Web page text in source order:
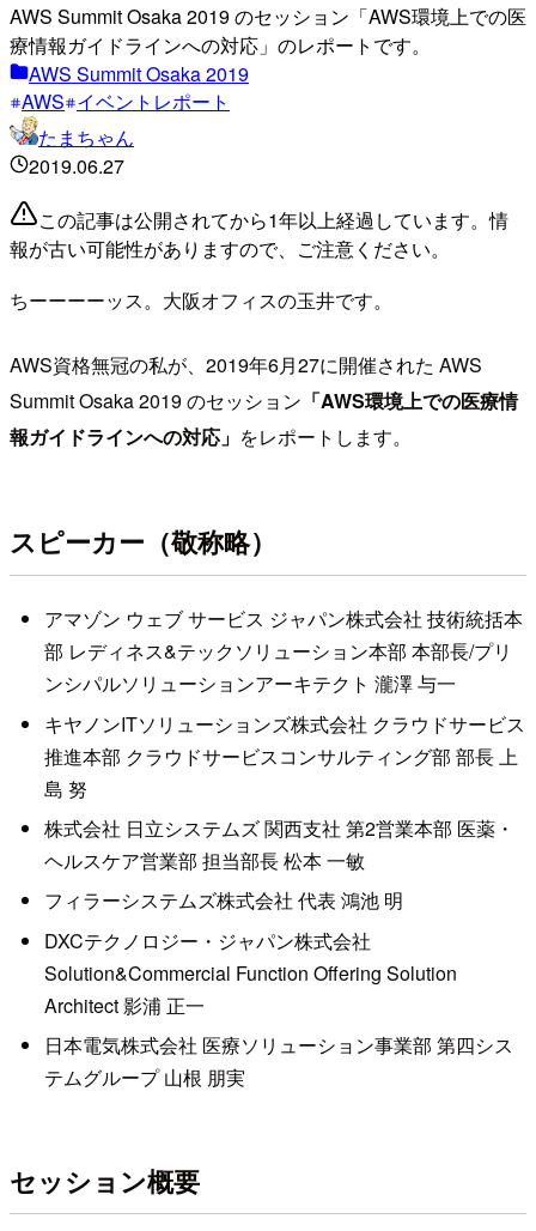
AWS Summit Osaka 2019 のセッション「AWS環境上での医
療情報ガイドラインへの対応」のレポートです。
AWS Summit Osaka 2019
AWS イベントレポート
たまちゃん
2019.06.27
この記事は公開されてから1年以上経過しています。情
報が古い可能性がありますので、ご注意ください。
ちーーーーッス。大阪オフィスの玉井です。
AWS資格無冠の私が、2019年6月27に開催された AWS
Summit Osaka 2019 のセッション 「AWS環境上での医療情
報ガイドラインへの対応」 をレポートします。
スピーカー（敬称略）
アマゾン ウェブ サービス ジャパン株式会社 技術統括本
部 レディネス&テックソリューション本部 本部長/プリ
ンシパルソリューションアーキテクト 瀧澤 与一
キヤノンITソリューションズ株式会社 クラウドサービス
推進本部 クラウドサービスコンサルティング部 部長 上
島 努
株式会社 日立システムズ 関西支社 第2営業本部 医薬・
ヘルスケア営業部 担当部長 松本 一敏
フィラーシステムズ株式会社 代表 鴻池 明
DXCテクノロジー・ジャパン株式会社
Solution&Commercial Function Offering Solution
Architect 影浦 正一
日本電気株式会社 医療ソリューション事業部 第四シス
テムグループ 山根 朋実
セッション概要